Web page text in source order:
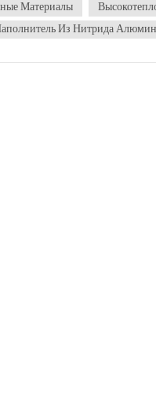
Материалы
Из Нитрида